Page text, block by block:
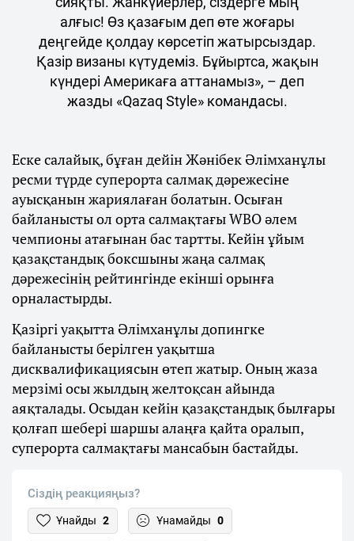
алғыс! Өз қазағым деп өте жоғары
деңгейде қолдау көрсетіп жатырсыздар.
Қазір визаны күтудеміз. Бұйыртса, жақын
күндері Америкаға аттанамыз», – деп
жазды «Qazaq Style» командасы.
Еске салайық, бұған дейін Жәнібек Әлімханұлы
ресми түрде суперорта салмақ дәрежесіне
ауысқанын жариялаған болатын. Осыған
байланысты ол орта салмақтағы WBO әлем
чемпионы атағынан бас тартты. Кейін ұйым
қазақстандық боксшыны жаңа салмақ
дәрежесінің рейтингінде екінші орынға
орналастырды.
Қазіргі уақытта Әлімханұлы допингке
байланысты берілген уақытша
дисквалификациясын өтеп жатыр. Оның жаза
мерзімі осы жылдың желтоқсан айында
аяқталады. Осыдан кейін қазақстандық былғары
қолғап шебері шаршы алаңға қайта оралып,
суперорта салмақтағы мансабын бастайды.
Сіздің реакцияңыз?
Ұнайды 2 Ұнамайды 0